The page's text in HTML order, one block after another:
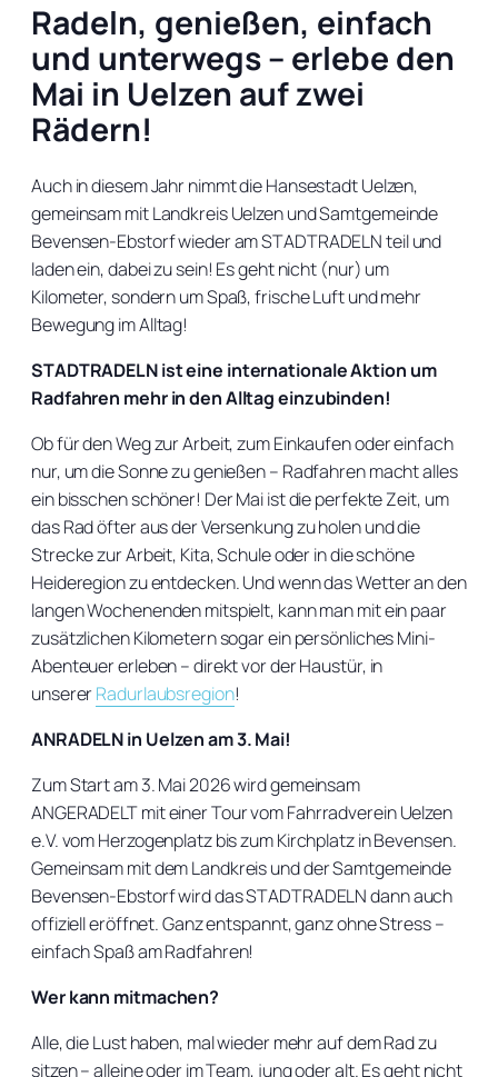
Radeln, genießen, einfach
und unterwegs – erlebe den
Mai in Uelzen auf zwei
Rädern!
Auch in diesem Jahr nimmt die Hansestadt Uelzen,
gemeinsam mit Landkreis Uelzen und Samtgemeinde
Bevensen-Ebstorf wieder am STADTRADELN teil und
laden ein, dabei zu sein! Es geht nicht (nur) um
Kilometer, sondern um Spaß, frische Luft und mehr
Bewegung im Alltag!
STADTRADELN ist eine internationale Aktion um
Radfahren mehr in den Alltag einzubinden!
Ob für den Weg zur Arbeit, zum Einkaufen oder einfach
nur, um die Sonne zu genießen – Radfahren macht alles
ein bisschen schöner! Der Mai ist die perfekte Zeit, um
das Rad öfter aus der Versenkung zu holen und die
Strecke zur Arbeit, Kita, Schule oder in die schöne
Heideregion zu entdecken. Und wenn das Wetter an den
langen Wochenenden mitspielt, kann man mit ein paar
zusätzlichen Kilometern sogar ein persönliches Mini-
Abenteuer erleben – direkt vor der Haustür, in
unsererRadurlaubsregion!
ANRADELN in Uelzen am 3. Mai!
Zum Start am 3. Mai 2026 wird gemeinsam
ANGERADELT mit einer Tour vom Fahrradverein Uelzen
e.V. vom Herzogenplatz bis zum Kirchplatz in Bevensen.
Gemeinsam mit dem Landkreis und der Samtgemeinde
Bevensen-Ebstorf wird das STADTRADELN dann auch
offiziell eröffnet. Ganz entspannt, ganz ohne Stress –
einfach Spaß am Radfahren!
Wer kann mitmachen?
Alle, die Lust haben, mal wieder mehr auf dem Rad zu
sitzen – alleine oder im Team, jung oder alt. Es geht nicht